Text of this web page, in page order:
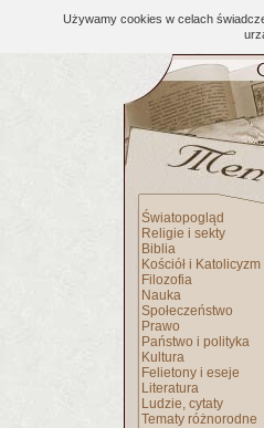
Używamy cookies w celach
Światopogląd
Religie i sekty
Biblia
Kościół i Katolicyzm
Filozofia
Nauka
Społeczeństwo
Prawo
Państwo i polityka
Kultura
Felietony i eseje
Literatura
Ludzie, cytaty
Tematy różnorodne